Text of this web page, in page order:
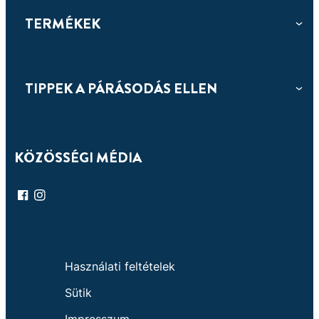
aromaterápiás illattal
TERMÉKEK
TIPPEK A PÁRÁSODÁS ELLEN
KÖZÖSSÉGI MÉDIA
Használati feltételek
Sütik